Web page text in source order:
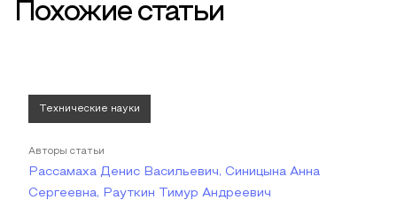
Похожие статьи
Технические науки
Авторы статьи
Рассамаха Денис Васильевич, Синицына Анна
Сергеевна, Рауткин Тимур Андреевич